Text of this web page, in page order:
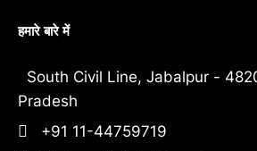
हमारे बारे में
South Civil Line, Jabalpur -
Pradesh
+91 11-44759719